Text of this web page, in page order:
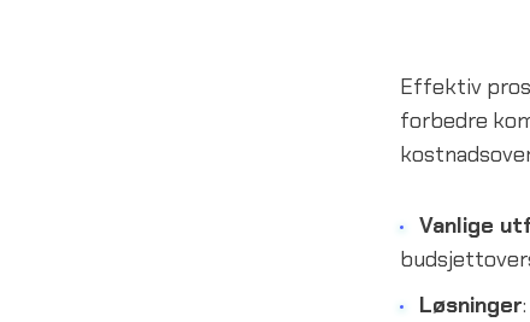
Effektiv
forbedre
Vanlige
Løsninger